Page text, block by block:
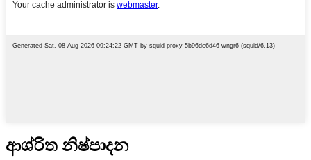
ආශ්රිත නිෂ්පාදන